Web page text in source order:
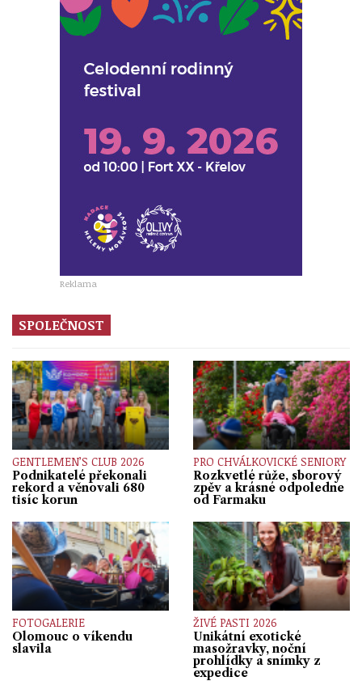
Reklama
SPOLEČNOST
GENTLEMEN’S CLUB 2026
Podnikatelé překonali
rekord a věnovali 680
tisíc korun
PRO CHVÁLKOVICKÉ SENIORY
Rozkvetlé růže, sborový
zpěv a krásné odpoledne
od Farmaku
FOTOGALERIE
Olomouc o víkendu
slavila
ŽIVÉ PASTI 2026
Unikátní exotické
masožravky, noční
prohlídky a snímky z
expedice